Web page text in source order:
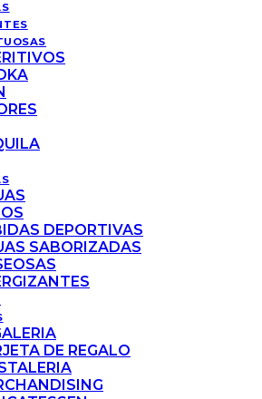
DEPORTIVAS
SABORIZADAS
DE REGALO